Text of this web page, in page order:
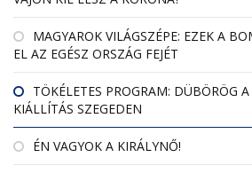
MAGYAROK VILÁGSZÉPE: EZEK A
EL AZ EGÉSZ ORSZÁG FEJÉT
TÖKÉLETES PROGRAM: DÜBÖRÖG
KIÁLLÍTÁS SZEGEDEN
ÉN VAGYOK A KIRÁLYNŐ!